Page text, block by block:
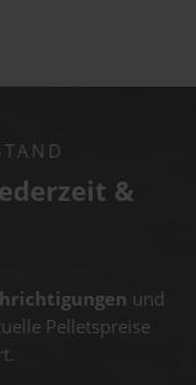
&
und
Pelletspreise